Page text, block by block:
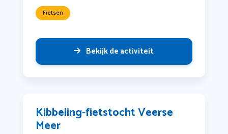
Fietsen
Bekijk de activiteit
Kibbeling-fietstocht Veerse
Meer